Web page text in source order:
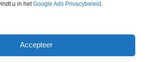
u in hetGoogle Ads Privacybeleid .
Accepteer